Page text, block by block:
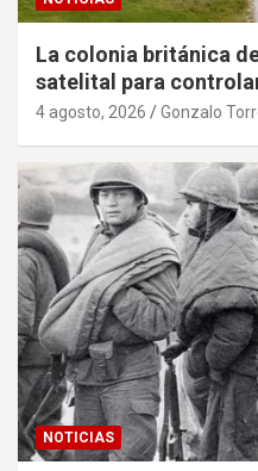
La colonia británica
satelital para
4 agosto, 2026 Gonzalo
NOTICIAS